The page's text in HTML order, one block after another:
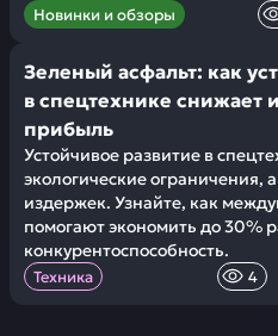
Новинки и обзоры
Зеленый асфальт: как
в спецтехнике
прибыль
Устойчивое развитие в
экологические ограничения,
издержек. Узнайте, как
помогают экономить до 30%
конкурентоспособность.
Техника 4